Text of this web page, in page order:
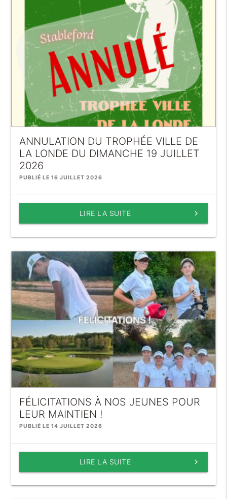
ANNULATION DU TROPHÉE VILLE DE
LA LONDE DU DIMANCHE 19 JUILLET
2026
PUBLIÉ LE 16 JUILLET 2026
keyboard_arrow_right
LIRE LA SUITE
FÉLICITATIONS À NOS JEUNES POUR
LEUR MAINTIEN !
PUBLIÉ LE 14 JUILLET 2026
keyboard_arrow_right
LIRE LA SUITE